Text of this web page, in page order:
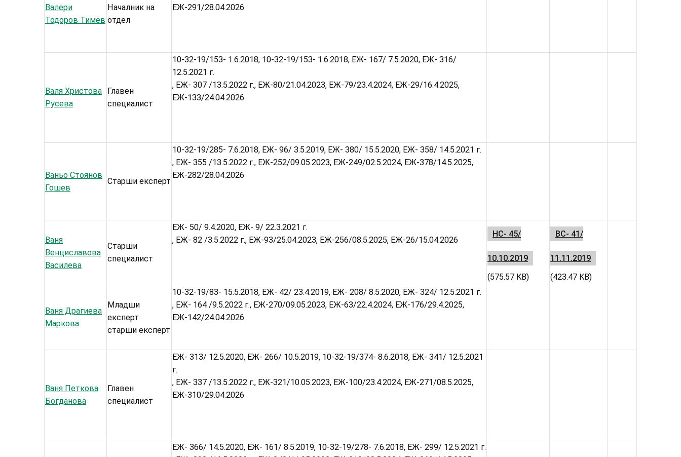
Валери
Тодоров Тимев
Началник на
отдел
ЕЖ-291/28.04.2026
Валя Христова
Русева
Главен
специалист
10-32-19/153- 1.6.2018, 10-32-19/153- 1.6.2018, ЕЖ- 167/ 7.5.2020, ЕЖ- 316/
12.5.2021 г.
, ЕЖ- 307 /13.5.2022 г., ЕЖ-80/21.04.2023, ЕЖ-79/23.4.2024, ЕЖ-29/16.4.2025,
ЕЖ-133/24.04.2026
Ваньо Стоянов
Гошев
Старши експерт
10-32-19/285- 7.6.2018, ЕЖ- 96/ 3.5.2019, ЕЖ- 380/ 15.5.2020, ЕЖ- 358/ 14.5.2021 г.
, ЕЖ- 355 /13.5.2022 г., ЕЖ-252/09.05.2023, ЕЖ-249/02.5.2024, ЕЖ-378/14.5.2025,
ЕЖ-282/28.04.2026
Ваня
Венциславова
Василева
Старши
специалист
ЕЖ- 50/ 9.4.2020, ЕЖ- 9/ 22.3.2021 г.
, ЕЖ- 82 /3.5.2022 г., ЕЖ-93/25.04.2023, ЕЖ-256/08.5.2025, ЕЖ-26/15.04.2026
НС- 45/
10.10.2019
(575.57 KB)
ВС- 41/
11.11.2019
(423.47 KB)
Ваня Драгиева
Маркова
Младши
експерт
старши експерт
10-32-19/83- 15.5.2018, ЕЖ- 42/ 23.4.2019, ЕЖ- 208/ 8.5.2020, ЕЖ- 324/ 12.5.2021 г.
, ЕЖ- 164 /9.5.2022 г., ЕЖ-270/09.05.2023, ЕЖ-63/22.4.2024, ЕЖ-176/29.4.2025,
ЕЖ-142/24.04.2026
Ваня Петкова
Богданова
Главен
специалист
ЕЖ- 313/ 12.5.2020, ЕЖ- 266/ 10.5.2019, 10-32-19/374- 8.6.2018, ЕЖ- 341/ 12.5.2021
г.
, ЕЖ- 337 /13.5.2022 г., ЕЖ-321/10.05.2023, ЕЖ-100/23.4.2024, ЕЖ-271/08.5.2025,
ЕЖ-310/29.04.2026
ЕЖ- 366/ 14.5.2020, ЕЖ- 161/ 8.5.2019, 10-32-19/278- 7.6.2018, ЕЖ- 299/ 12.5.2021 г.